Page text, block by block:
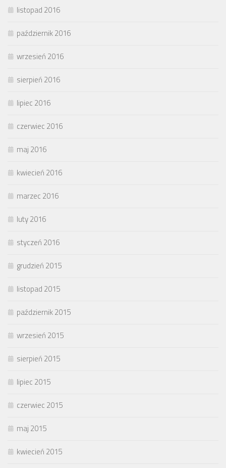
listopad 2016
październik 2016
wrzesień 2016
sierpień 2016
lipiec 2016
czerwiec 2016
maj 2016
kwiecień 2016
marzec 2016
luty 2016
styczeń 2016
grudzień 2015
listopad 2015
październik 2015
wrzesień 2015
sierpień 2015
lipiec 2015
czerwiec 2015
maj 2015
kwiecień 2015